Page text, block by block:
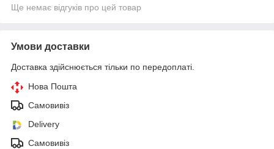
Ще немає відгуків про цей товар
Умови доставки
Доставка здійснюється тільки по передоплаті.
Нова Пошта
Самовивіз
Delivery
Самовивіз